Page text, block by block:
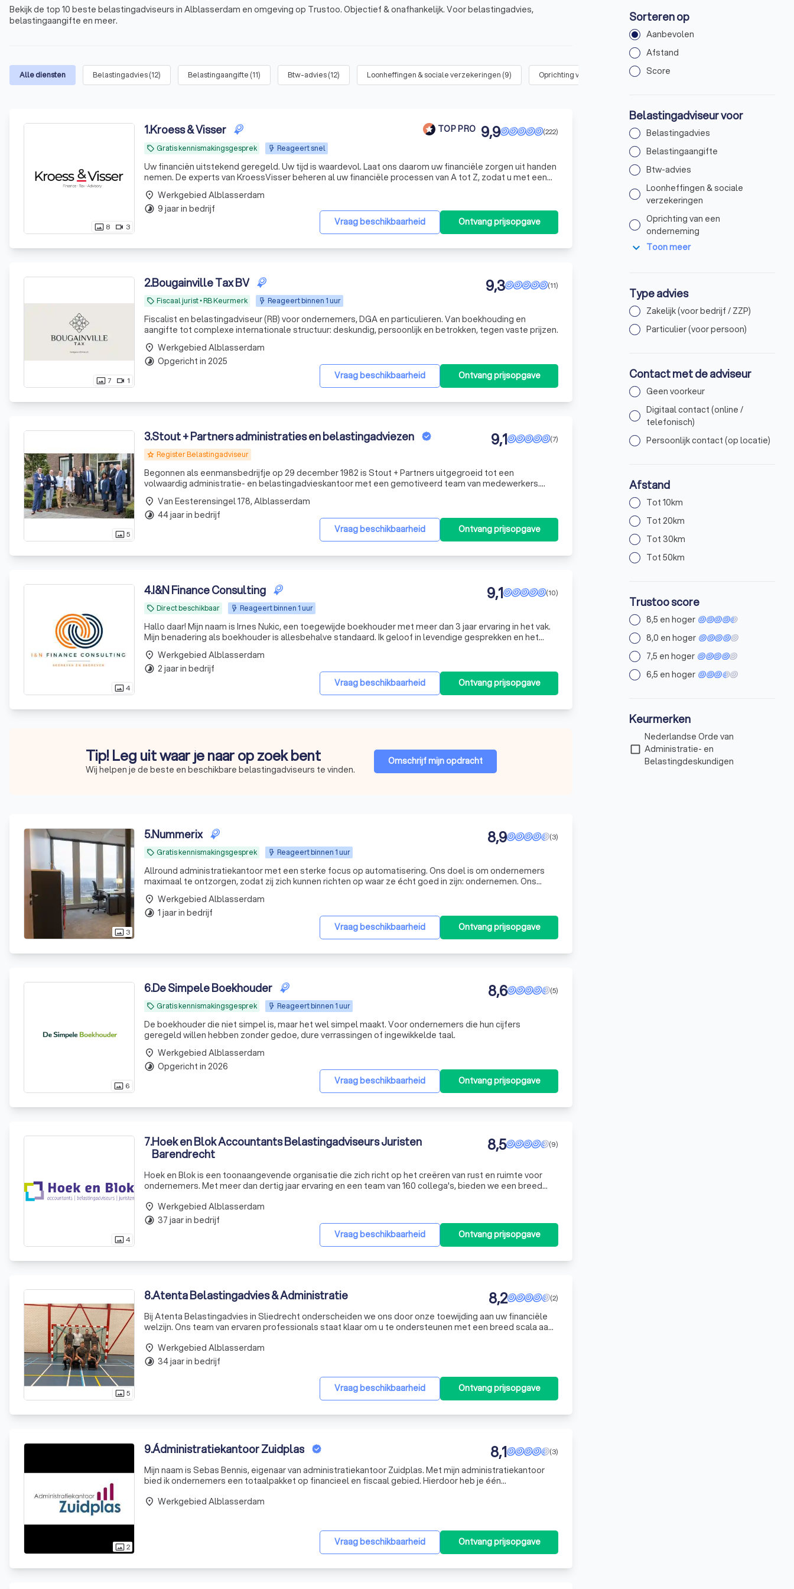
Bekijk de top 10 beste belastingadviseurs in Alblasserdam en omgeving op Trustoo. Objectief & onafhankelijk. Voor belastingadvies,
belastingaangifte en meer.
Alle diensten Belastingadvies(12) Belastingaangifte (11) Btw-advies(12) Loonheffingen & sociale verzekeringen (9) Oprichting van een onderneming(7)
photo_size_select_actual 8 videocam 3
1.Kroess & Visser TOP PRO
local_offer Gratis kennismakingsgesprek Reageert snel
(222)
9,9
Uw financiën uitstekend geregeld. Uw tijd is waardevol. Laat ons daarom uw financiële zorgen uit handen
nemen. De experts van KroessVisser beheren al uw financiële processen van A tot Z, zodat u met een
Vraag beschikbaarheid Ontvang prijsopgave
place Werkgebied Alblasserdam
timelapse 9 jaar in bedrijf
photo_size_select_actual7 videocam 1
2.Bougainville Tax BV
local_offer Fiscaal jurist • RB Keurmerk Reageert binnen 1 uur
(11)
9,3
Fiscalist en belastingadviseur (RB) voor ondernemers, DGA en particulieren. Van boekhouding en
aangifte tot complexe internationale structuur: deskundig, persoonlijk en betrokken, tegen vaste prijzen.
Vraag beschikbaarheid Ontvang prijsopgave
place Werkgebied Alblasserdam
timelapse Opgericht in 2025
photo_size_select_actual5
3.Stout + Partners administraties en belastingadviezen
grade Register Belastingadviseur
(7)
9,1
Begonnen als eenmansbedrijfje op 29 december 1982 is Stout + Partners uitgegroeid tot een
volwaardig administratie- en belastingadvieskantoor met een gemotiveerd team van medewerkers.
Door de kleinschaligheid, de betrokkenheid van onze medewerkers en de jarenlange ervaring willen we
de adviseur zij
Vraag beschikbaarheid Ontvang prijsopgave
place Van Eesterensingel 178, Alblasserdam
timelapse 44 jaar in bedrijf
photo_size_select_actual4
4.I&N Finance Consulting
local_offer Direct beschikbaar Reageert binnen 1 uur
(10)
9,1
Hallo daar! Mijn naam is Irnes Nukic, een toegewijde boekhouder met meer dan 3 jaar ervaring in het vak.
Mijn benadering als boekhouder is allesbehalve standaard. Ik geloof in levendige gesprekken en het
grondig begrijpen van de cijfers om u optimaal van dienst te kunnen zijn. Aan het einde van he
Vraag beschikbaarheid Ontvang prijsopgave
place Werkgebied Alblasserdam
timelapse 2 jaar in bedrijf
Tip! Leg uit waar je naar op zoek bent
Wij helpen je de beste en beschikbare belastingadviseurs te vinden.
Omschrijf mijn opdracht
photo_size_select_actual 3
5.Nummerix
local_offer Gratis kennismakingsgesprek Reageert binnen 1 uur
(3)
8,9
Allround administratiekantoor met een sterke focus op automatisering. Ons doel is om ondernemers
maximaal te ontzorgen, zodat zij zich kunnen richten op waar ze écht goed in zijn: ondernemen. Ons
kantoor wordt geleid door ervaren professionals met een accountancyachtergrond, aangevuld met
diepgaande
Vraag beschikbaarheid Ontvang prijsopgave
place Werkgebied Alblasserdam
timelapse 1 jaar in bedrijf
photo_size_select_actual 6
6.De Simpele Boekhouder
local_offer Gratis kennismakingsgesprek Reageert binnen 1 uur
(5)
8,6
De boekhouder die niet simpel is, maar het wel simpel maakt. Voor ondernemers die hun cijfers
geregeld willen hebben zonder gedoe, dure verrassingen of ingewikkelde taal.
Vraag beschikbaarheid Ontvang prijsopgave
place Werkgebied Alblasserdam
timelapse Opgericht in 2026
photo_size_select_actual4
7.Hoek en Blok Accountants Belastingadviseurs Juristen
Barendrecht
(9)
8,5
Hoek en Blok is een toonaangevende organisatie die zich richt op het creëren van rust en ruimte voor
ondernemers. Met meer dan dertig jaar ervaring en een team van 160 collega's, bieden we een breed
Vraag beschikbaarheid Ontvang prijsopgave
place Werkgebied Alblasserdam
timelapse 37 jaar in bedrijf
photo_size_select_actual5
8.Atenta Belastingadvies & Administratie (2)
8,2
Bij Atenta Belastingadvies in Sliedrecht onderscheiden we ons door onze toewijding aan uw financiële
welzijn. Ons team van ervaren professionals staat klaar om u te ondersteunen met een breed scala aan
Vraag beschikbaarheid Ontvang prijsopgave
place Werkgebied Alblasserdam
timelapse 34 jaar in bedrijf
photo_size_select_actual2
9.Ádministratiekantoor Zuidplas (3)
8,1
Mijn naam is Sebas Bennis, eigenaar van administratiekantoor Zuidplas. Met mijn administratiekantoor
bied ik ondernemers een totaalpakket op financieel en fiscaal gebied. Hierdoor heb je één
Vraag beschikbaarheid Ontvang prijsopgave
place Werkgebied Alblasserdam
Sorteren op
Aanbevolen
Afstand
Score
Belastingadviseur voor
Belastingadvies
Belastingaangifte
Btw-advies
Loonheffingen & sociale
verzekeringen
Oprichting van een
onderneming
expand_more Toon meer
Type advies
Zakelijk (voor bedrijf / ZZP)
Particulier (voor persoon)
Contact met de adviseur
Geen voorkeur
Digitaal contact (online /
telefonisch)
Persoonlijk contact (op locatie)
Afstand
Tot 10km
Tot 20km
Tot 30km
Tot 50km
Trustoo score
8,5 en hoger
8,0 en hoger
7,5 en hoger
6,5 en hoger
Keurmerken
check_box_outline_blank
Nederlandse Orde van
Administratie- en
Belastingdeskundigen